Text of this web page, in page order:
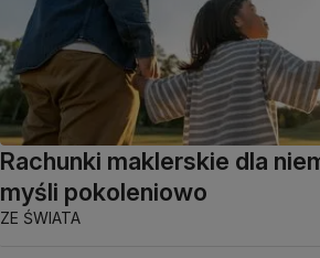
Rachunki maklerskie dla
myśli pokoleniowo
ZE ŚWIATA